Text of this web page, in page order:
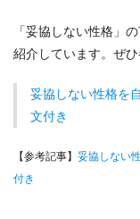
「妥協しない性格」
紹介しています。ぜひ
妥協しない性格を
文付き
【参考記事】 妥協しない
付き